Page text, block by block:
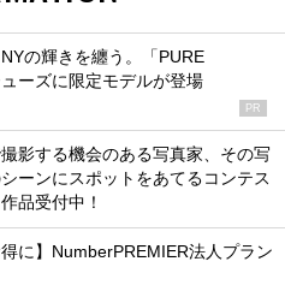
NYの輝きを纏う。「PURE
ーズに限定モデルが登場
PR
影する機会のある写真家、その写
ーンにスポットをあてるコンテス
品受付中！
得に】NumberPREMIER法人プラン